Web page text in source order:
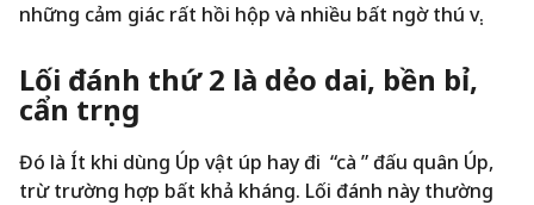
những cảm giác rất hồi hộp và nhiều bất ngờ thú vị.
Lối đánh thứ 2 là dẻo dai, bền bỉ,
cẩn trọng
Đó là Ít khi dùng Úp vật úp hay đi “cà ” đấu quân Úp,
trừ trường hợp bất khả kháng. Lối đánh này thường